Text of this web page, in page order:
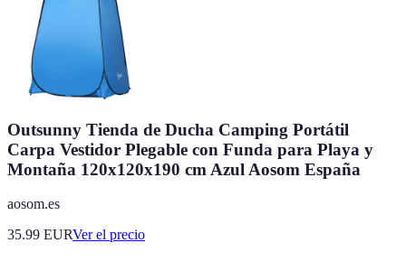
Outsunny Tienda de Ducha Camping Portátil
Carpa Vestidor Plegable con Funda para Playa y
Montaña 120x120x190 cm Azul Aosom España
aosom.es
35.99 EURVer el precio